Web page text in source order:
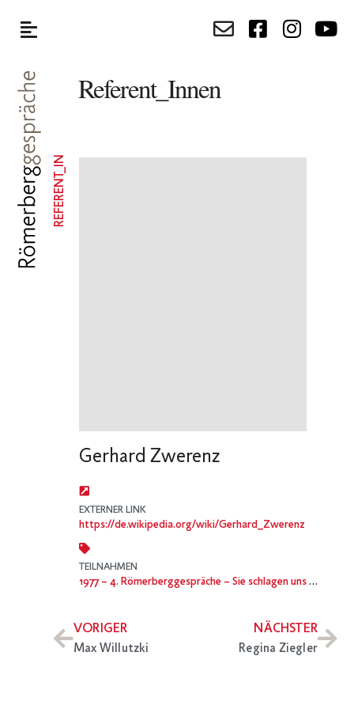
Referent_Innen
REFERENT_IN
Gerhard Zwerenz
EXTERNER LINK
https://de.wikipedia.org/wiki/Gerhard_Zwerenz
TEILNAHMEN
1977 – 4. Römerberggespräche – Sie schlagen uns das Kino tot
VORIGER
Max Willutzki
NÄCHSTER
Regina Ziegler